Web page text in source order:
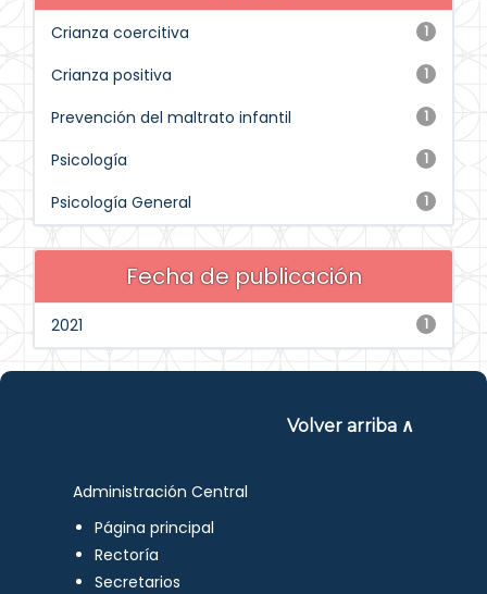
1
Crianza coercitiva
1
Crianza positiva
1
Prevención del maltrato infantil
1
Psicología
1
Psicología General
Fecha de publicación
1
2021
Volver arriba ∧
Administración Central
Página principal
Rectoría
Secretarios